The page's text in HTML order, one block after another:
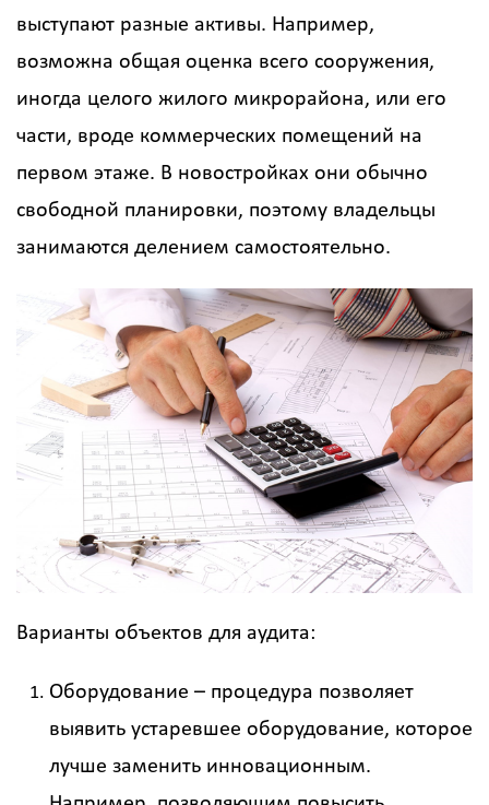
выступают разные активы. Например,
возможна общая оценка всего сооружения,
иногда целого жилого микрорайона, или его
части, вроде коммерческих помещений на
первом этаже. В новостройках они обычно
свободной планировки, поэтому владельцы
занимаются делением самостоятельно.
Варианты объектов для аудита:
Оборудование – процедура позволяет
выявить устаревшее оборудование, которое
лучше заменить инновационным.